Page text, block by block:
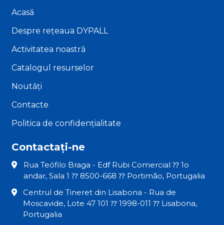
Acasă
Despre rețeaua DYPALL
Activitatea noastră
Catalogul resurselor
Noutăți
Contacte
Politica de confidențialitate
Contactați-ne
Rua Teófilo Braga - Edf Rubi Comercial ⁇ 1o
andar, Sala 1 ⁇ 8500-668 ⁇ Portimão, Portugalia
Centrul de Tineret din Lisabona - Rua de
Moscavide, Lote 47 101 ⁇ 1998-011 ⁇ Lisabona,
Portugalia